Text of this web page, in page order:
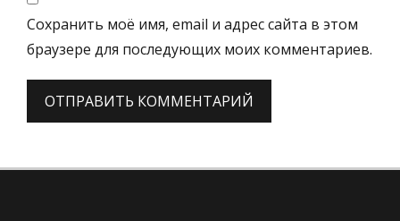
Сохранить моё имя, email и адрес сайта в этом
браузере для последующих моих комментариев.